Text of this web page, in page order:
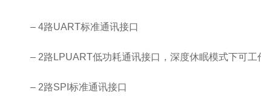
– 4路UART标准通讯接口
– 2路LPUART低功耗通讯接口，深度休眠模式下可工
– 2路SPI标准通讯接口